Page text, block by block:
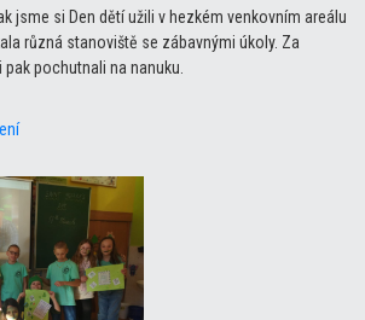
jsme si Den dětí užili v hezkém venkovním areálu
různá stanoviště se zábavnými úkoly. Za
pochutnali na nanuku.